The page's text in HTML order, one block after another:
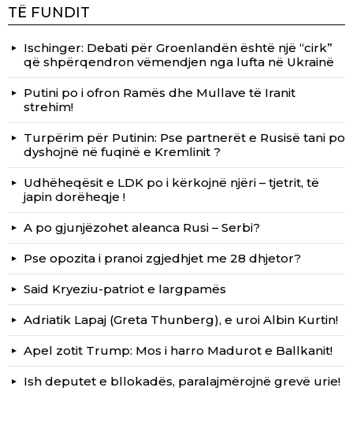
TË FUNDIT
Ischinger: Debati për Groenlandën është një “cirk”
që shpërqendron vëmendjen nga lufta në Ukrainë
Putini po i ofron Ramës dhe Mullave të Iranit
strehim!
Turpërim për Putinin: Pse partnerët e Rusisë tani po
dyshojnë në fuqinë e Kremlinit ?
Udhëheqësit e LDK po i kërkojnë njëri – tjetrit, të
japin dorëheqje !
A po gjunjëzohet aleanca Rusi – Serbi?
Pse opozita i pranoi zgjedhjet me 28 dhjetor?
Said Kryeziu-patriot e largpamës
Adriatik Lapaj (Greta Thunberg), e uroi Albin Kurtin!
Apel zotit Trump: Mos i harro Madurot e Ballkanit!
Ish deputet e bllokadës, paralajmërojnë grevë urie!